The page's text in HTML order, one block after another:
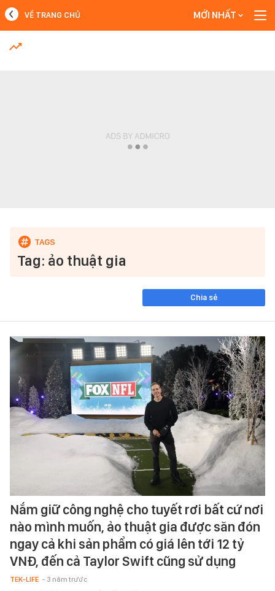
MỚI NHẤT
VỀ TRANG CHỦ MỚI NHẤT
Tag: ảo thuật gia
Chia sẻ
Nắm giữ công nghệ cho tuyết rơi bất cứ nơi
nào mình muốn, ảo thuật gia được săn đón
ngay cả khi sản phẩm có giá lên tới 12 tỷ
VNĐ, đến cả Taylor Swift cũng sử dụng
TEK-LIFE - 3 năm trước